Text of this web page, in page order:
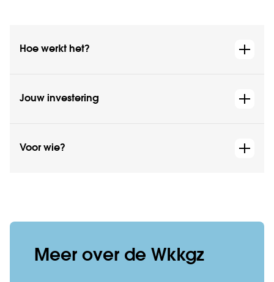
Hoe werkt het?
Jouw investering
Voor wie?
Meer over de Wkkgz